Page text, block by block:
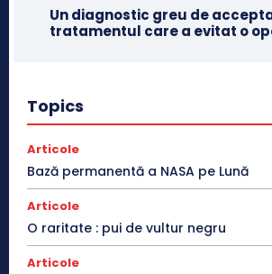
Un diagnostic greu de
tratamentul care a evitat o
Topics
Articole
Bază permanentă a NASA pe Lună
Articole
O raritate : pui de vultur negru
Articole